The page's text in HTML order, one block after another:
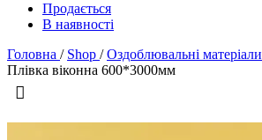
Продається
В наявності
Головна / Shop / Оздоблювальні матеріали
Плівка віконна 600*3000мм